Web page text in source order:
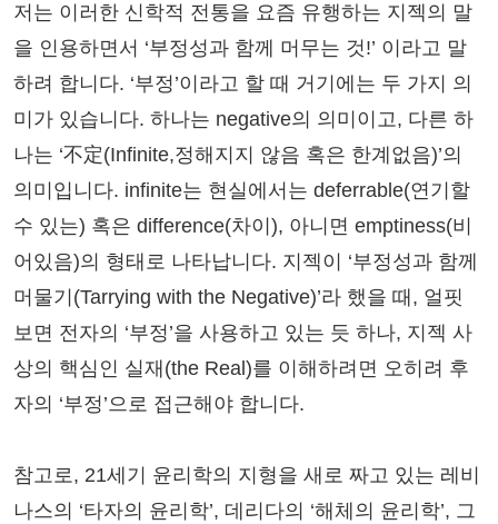
저는 이러한 신학적 전통을 요즘 유행하는 지젝의 말
을 인용하면서 ‘부정성과 함께 머무는 것!’ 이라고 말
하려 합니다. ‘부정’이라고 할 때 거기에는 두 가지 의
미가 있습니다. 하나는 negative의 의미이고, 다른 하
나는 ‘不定(Infinite,정해지지 않음 혹은 한계없음)’의
의미입니다. infinite는 현실에서는 deferrable(연기할
수 있는) 혹은 difference(차이), 아니면 emptiness(비
어있음)의 형태로 나타납니다. 지젝이 ‘부정성과 함께
머물기(Tarrying with the Negative)’라 했을 때, 얼핏
보면 전자의 ‘부정’을 사용하고 있는 듯 하나, 지젝 사
상의 핵심인 실재(the Real)를 이해하려면 오히려 후
자의 ‘부정’으로 접근해야 합니다.
참고로, 21세기 윤리학의 지형을 새로 짜고 있는 레비
나스의 ‘타자의 윤리학’, 데리다의 ‘해체의 윤리학’, 그